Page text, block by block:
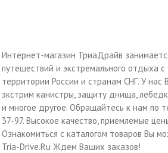
Интернет-магазин ТриаДрайв
путешествий и экстремального отдыха с
территории России и странам СНГ. У
экстрим канистры, защиту днища,
и многое другое. Обращайтесь к нам по
37-97. Высокое качество, приемлемые
Ознакомиться с каталогом товаров Вы
Tria-Drive.Ru Ждем Ваших заказов!